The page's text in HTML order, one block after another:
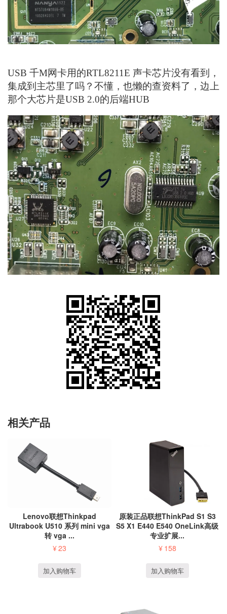
USB 千M网卡用的RTL8211E 声卡芯片没有看到，
集成到主芯里了吗？不懂，也懒的查资料了，边上
那个大芯片是USB 2.0的后端HUB
相关产品
Lenovo联想Thinkpad
Ultrabook U510 系列 mini vga
转 vga ...
¥23
加入购物车
原装正品联想ThinkPad S1 S3
S5 X1 E440 E540 OneLink高级
专业扩展...
¥ 158
加入购物车